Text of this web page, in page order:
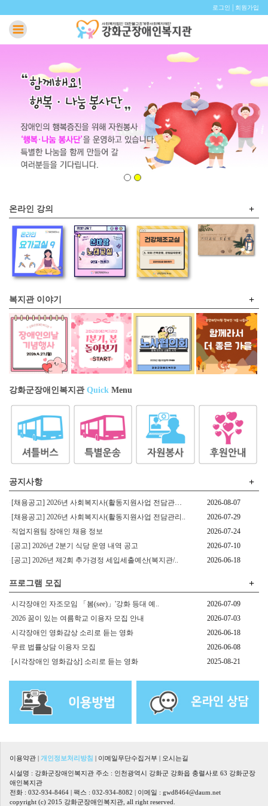
로그인 회원가입
온라인 강의 +
복지관 이야기 +
강화군장애인복지관 Quick Menu
공지사항 +
2026-08-07
[채용공고] 2026년 사회복지사(활동지원사업 전담관리..
2026-07-29
직업지원팀 장애인 채용 정보
2026-07-24
[공고] 2026년 2분기 식당 운영 내역 공고
2026-07-10
[공고] 2026년 제2회 추가경정 세입세출예산(복지관/..
2026-06-18
프로그램 모집 +
시각장애인 자조모임 「봄(see)」'강화 등대 예..
2026-07-09
2026 꿈이 있는 여름학교 이용자 모집 안내
2026-07-03
시각장애인 영화감상 소리로 듣는 영화
2026-06-18
무료 법률상담 이용자 모집
2026-06-08
[시각장애인 영화감상] 소리로 듣는 영화
2025-08-21
이용약관 | 개인정보처리방침 | 이메일무단수집거부 | 오시는길
시설명 : 강화군장애인복지관 주소 : 인천광역시 강화군 강화읍 충렬사로 63 강화군장
애인복지관
전화 : 032-934-8464 | 팩스 : 032-934-8082 | 이메일 : gwd8464@daum.net
copyright (c) 2015 강화군장애인복지관, all right reserved.